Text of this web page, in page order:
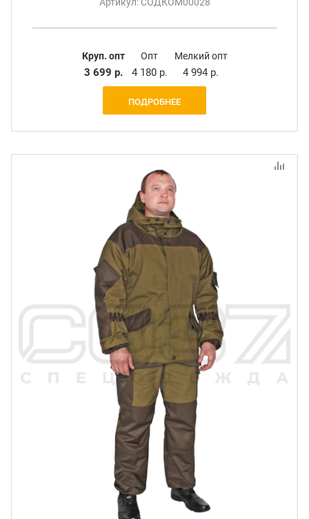
Круп. опт
3 699 р.
Опт
4 180 р.
Мелкий опт
4 994 р.
ПОДРОБНЕЕ